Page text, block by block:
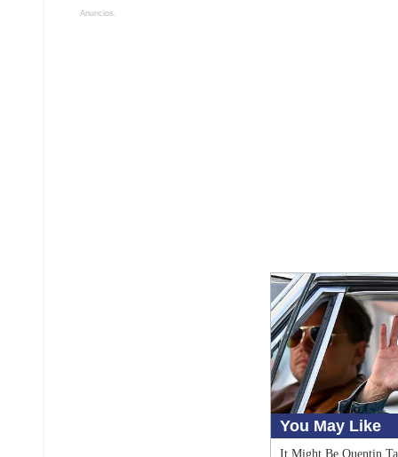
Anuncios.